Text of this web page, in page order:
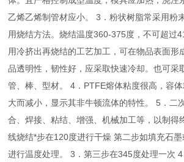
乙烯乙烯制管材应小。 3．粉状树脂常采用粉
用烧结方法。烧结温度360-375度，不可超过
用冷挤出再烧结的工艺加工，可在物品表面形
品透明性，韧性好，应采取快速冷却。也可采
管、棒、型材。 4．PTFE熔体粘度很高，容
大而减小，显示其非牛顿流体的特性。 5．二
合、焊接、粘结、增强、机械加工等，以制得
线烧结*步在120度进行干燥 第二步如填充石
进行温度处理。 3．第三步在345度处理一次